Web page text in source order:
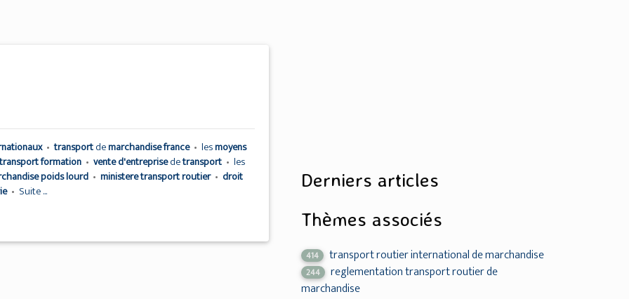
•transportdemarchandise france • lesmoyens
formation • vente d'entreprisedetransport • les
poids lourd • ministere transport routier • droit
• Suite ...
Derniers articles
Thèmes associés
414 transport routier international de marchandise
244
reglementation transport routier de
marchandise